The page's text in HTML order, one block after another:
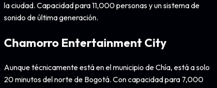
la ciudad. Capacidad para 11,000 personas y un sistema de
sonido de última generación.
Chamorro Entertainment City
Aunque técnicamente está en el municipio de Chía, está a solo
20 minutos del norte de Bogotá. Con capacidad para 7,000